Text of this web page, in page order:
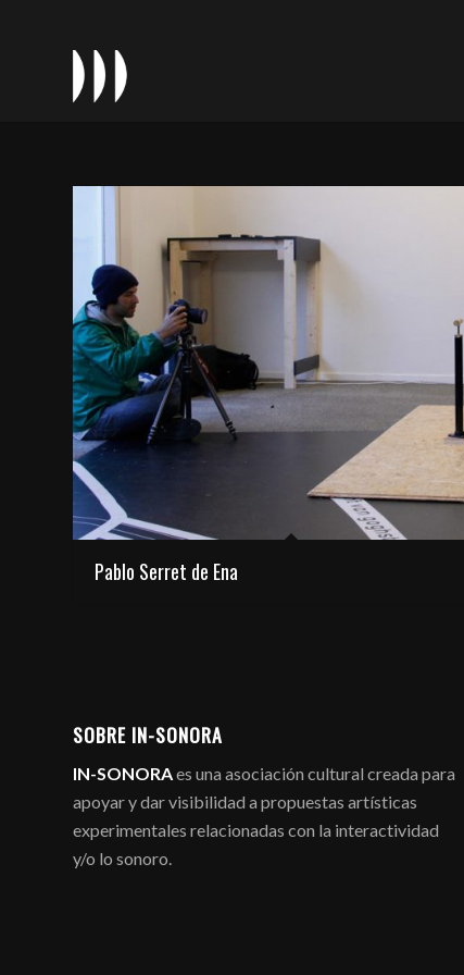
Pablo Serret de Ena
SOBRE IN-SONORA
IN-SONORAes una asociación cultural creada para
apoyar y dar visibilidad a propuestas artísticas
experimentales relacionadas con la interactividad
y/o lo sonoro.